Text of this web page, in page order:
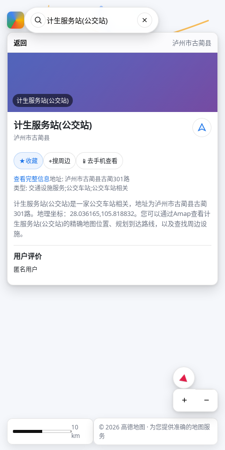
返回 泸州市古蔺县
计生服务站(公交站)
计生服务站(公交站)
泸州市古蔺县
★收藏 ⌖搜周边 📱 去手机查看
查看完整信息地址: 泸州市古蔺县古蔺301路
类型: 交通设施服务;公交车站;公交车站相关
计生服务站(公交站)是一家公交车站相关，地址为泸州市古蔺县古蔺
301路。地理坐标：28.036165,105.818832。您可以通过Amap查看计
生服务站(公交站)的精确地图位置、规划到达路线，以及查找周边设
施。
用户评价
匿名用户
+ −
10
km
© 2026 高德地图 · 为您提供准确的地图服
务